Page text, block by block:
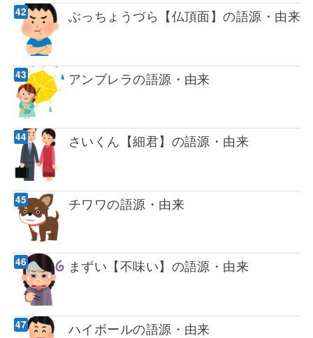
ぶっちょうづら【仏頂面】の語源・由来
アンブレラの語源・由来
さいくん【細君】の語源・由来
チワワの語源・由来
まずい【不味い】の語源・由来
ハイボールの語源・由来